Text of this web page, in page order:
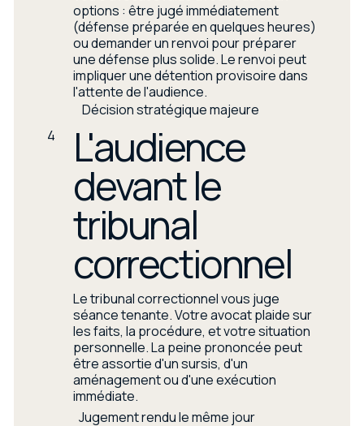
options : être jugé immédiatement
(défense préparée en quelques heures)
ou demander un renvoi pour préparer
une défense plus solide. Le renvoi peut
impliquer une détention provisoire dans
l'attente de l'audience.
Décision stratégique majeure
4
L'audience
devant le
tribunal
correctionnel
Le tribunal correctionnel vous juge
séance tenante. Votre avocat plaide sur
les faits, la procédure, et votre situation
personnelle. La peine prononcée peut
être assortie d'un sursis, d'un
aménagement ou d'une exécution
immédiate.
Jugement rendu le même jour